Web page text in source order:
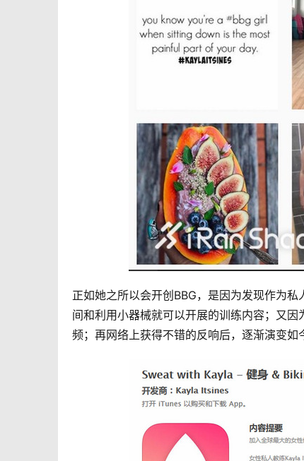
正如她之所以会开创BBG，是因为发现作为
间和利用小器械就可以开展的训练内容；又
频；再网络上获得不错的反响后，逐渐演变如